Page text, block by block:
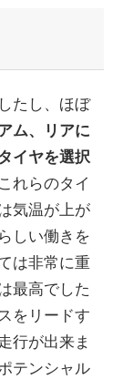
たし、ほぼ
ム、リアに
イヤを選択
れらのタイ
気温が上が
しい働きを
は非常に重
最高でした
をリードす
行が出来ま
テンシャル